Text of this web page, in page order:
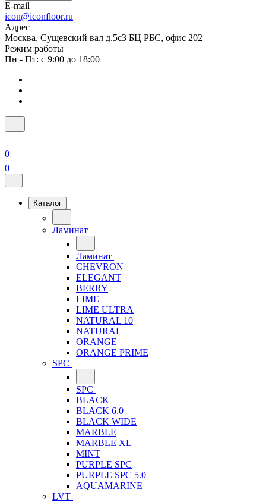
E-mail
icon@iconfloor.ru
Адрес
Москва, Сущевский вал д.5с3 БЦ РБС, офис 202
Режим работы
Пн - Пт: с 9:00 до 18:00
0
0
Каталог
Ламинат
Ламинат
CHEVRON
ELEGANT
BERRY
LIME
LIME ULTRA
NATURAL 10
NATURAL
ORANGE
ORANGE PRIME
SPC
SPC
BLACK
BLACK 6.0
BLACK WIDE
MARBLE
MARBLE XL
MINT
PURPLE SPC
PURPLE SPC 5.0
AQUAMARINE
LVT